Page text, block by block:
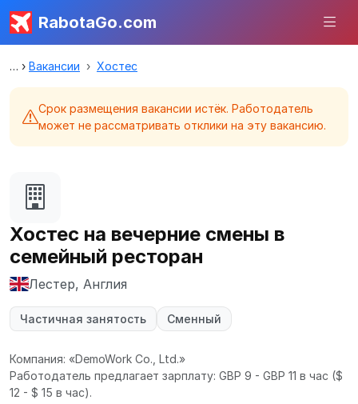
RabotaGo.com
Вакансии Хостес
Срок размещения вакансии истёк. Работодатель
может не рассматривать отклики на эту вакансию.
Хостес на вечерние смены в
семейный ресторан
Лестер, Англия
Частичная занятость Сменный
Компания: «DemoWork Co., Ltd.»
Работодатель предлагает зарплату: GBP 9 - GBP 11 в час ($
12 - $ 15 в час).